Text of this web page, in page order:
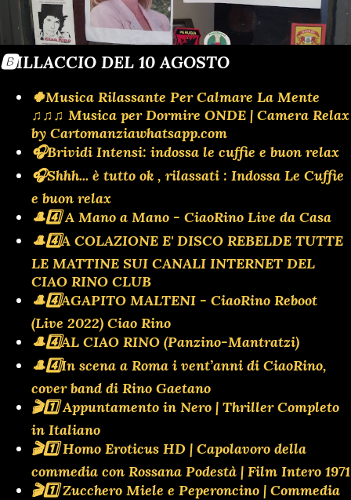
🅱️ILLACCIO DEL 10 AGOSTO
🍀Musica Rilassante Per Calmare La Mente
♫♫♫ Musica per Dormire ONDE | Camera Relax
by Cartomanziawhatsapp.com
🎧Brividi Intensi: indossa le cuffie e buon relax
🎧Shhh... è tutto ok , rilassati : Indossa Le Cuffie
e buon relax
🎩4️⃣ A Mano a Mano - CiaoRino Live da Casa
🎩4️⃣A COLAZIONE E' DISCO REBELDE TUTTE
LE MATTINE SUI CANALI INTERNET DEL
CIAO RINO CLUB
🎩4️⃣AGAPITO MALTENI - CiaoRino Reboot
(Live 2022) Ciao Rino
🎩4️⃣AL CIAO RINO (Panzino-Mantratzi)
🎩4️⃣In scena a Roma i vent’anni di CiaoRino,
cover band di Rino Gaetano
🎬1️⃣ Appuntamento in Nero | Thriller Completo
in Italiano
🎬1️⃣ Homo Eroticus HD | Capolavoro della
commedia con Rossana Podestà | Film Intero 1971
🎬1️⃣ Zucchero Miele e Peperoncino | Commedia